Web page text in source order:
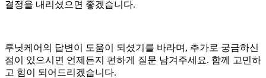
결정을 내리셨으면 좋겠습니다.
루닛케어의 답변이 도움이 되셨기를 바라며, 추가로 궁금하신
점이 있으시면 언제든지 편하게 질문 남겨주세요. 함께 고민하
고 힘이 되어드리겠습니다.